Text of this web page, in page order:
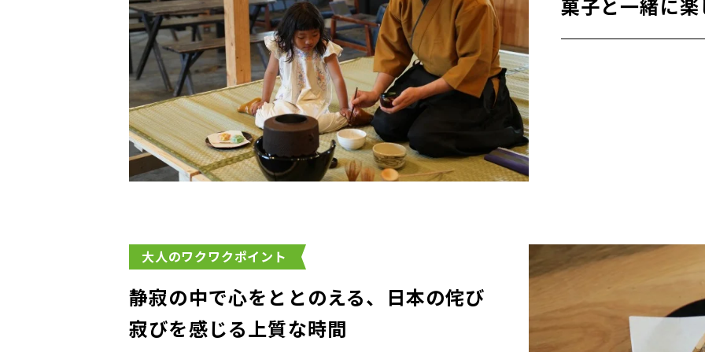
菓子と一緒に楽
大人のワクワクポイント
静寂の中で心をととのえる、日本の侘び
寂びを感じる上質な時間